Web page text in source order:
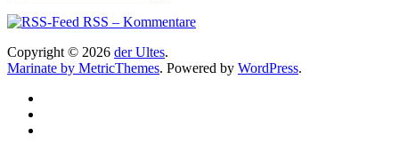
RSS – Kommentare
Copyright © 2026 der Ultes.
Marinate by MetricThemes. Powered by WordPress.